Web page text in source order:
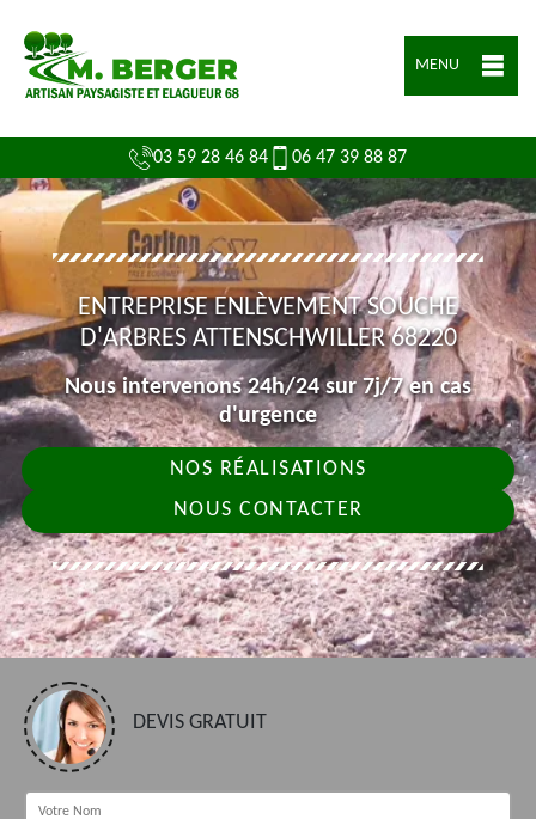
MENU
03 59 28 46 84 06 47 39 88 87
ENTREPRISE ENLÈVEMENT SOUCHE
D'ARBRES ATTENSCHWILLER 68220
Nous intervenons 24h/24 sur 7j/7 en cas
d'urgence
NOS RÉALISATIONS
NOUS CONTACTER
DEVIS GRATUIT